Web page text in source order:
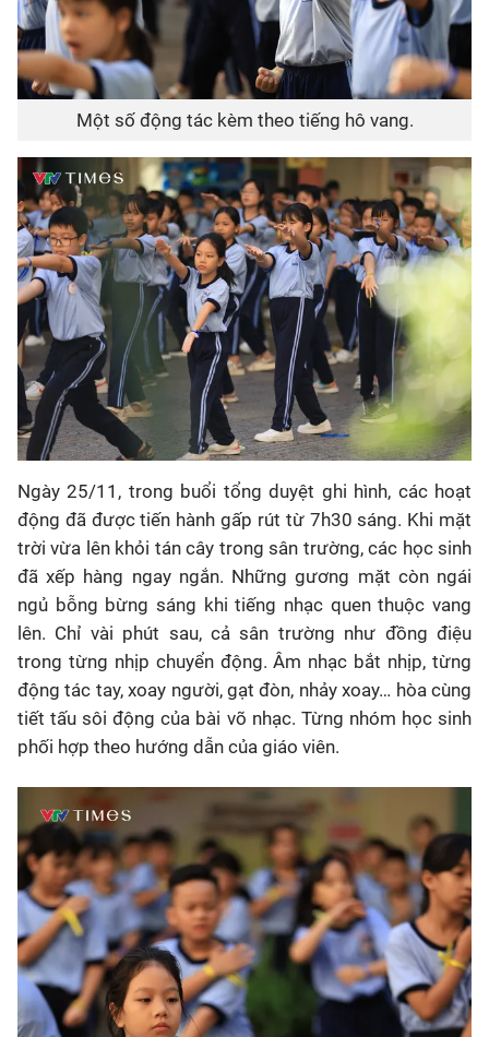
Một số động tác kèm theo tiếng hô vang.
Ngày 25/11, trong buổi tổng duyệt ghi hình, các hoạt
động đã được tiến hành gấp rút từ 7h30 sáng. Khi mặt
trời vừa lên khỏi tán cây trong sân trường, các học sinh
đã xếp hàng ngay ngắn. Những gương mặt còn ngái
ngủ bỗng bừng sáng khi tiếng nhạc quen thuộc vang
lên. Chỉ vài phút sau, cả sân trường như đồng điệu
trong từng nhịp chuyển động. Âm nhạc bắt nhịp, từng
động tác tay, xoay người, gạt đòn, nhảy xoay… hòa cùng
tiết tấu sôi động của bài võ nhạc. Từng nhóm học sinh
phối hợp theo hướng dẫn của giáo viên.